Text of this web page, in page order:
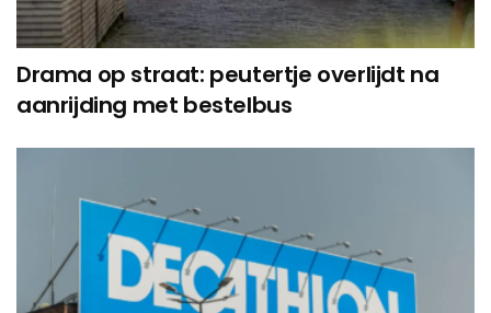
Drama op straat: peutertje overlijdt na
aanrijding met bestelbus